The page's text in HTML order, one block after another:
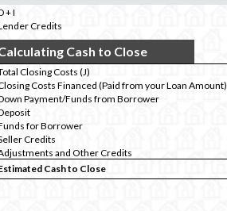
+ I
Credits
Cash to Close
Closing Costs (J)
Costs Financed (Paid from your Loan Amount)
Payment/Funds from Borrower
for Borrower
Credits
and Other Credits
Cash to Close